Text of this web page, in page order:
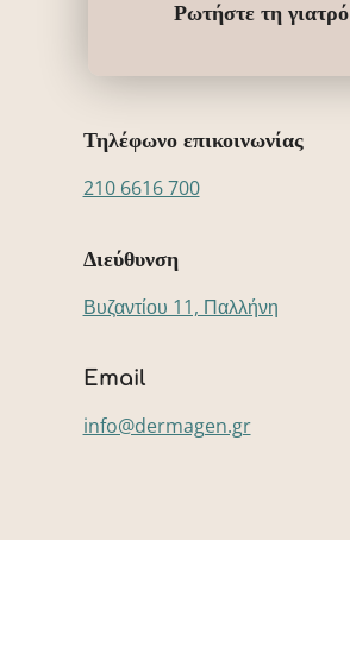
Ρωτήστε τη γιατρό
Τηλέφωνο επικοινωνίας
210 6616 700
Διεύθυνση
Βυζαντίου 11, Παλλήνη
Email
info@dermagen.gr